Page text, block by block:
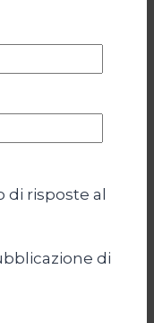
di risposte al
di